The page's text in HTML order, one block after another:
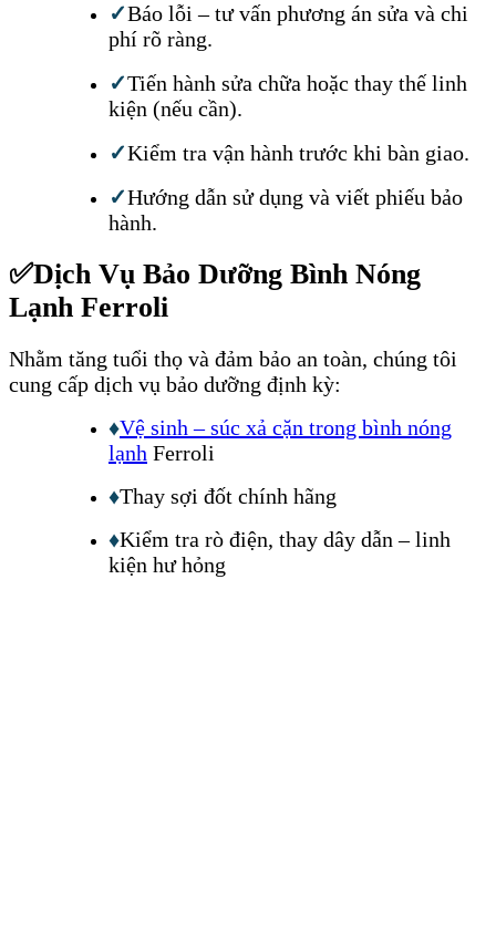
✓Báo lỗi – tư vấn phương án sửa và chi
phí rõ ràng.
✓Tiến hành sửa chữa hoặc thay thế linh
kiện (nếu cần).
✓Kiểm tra vận hành trước khi bàn giao.
✓Hướng dẫn sử dụng và viết phiếu bảo
hành.
✅Dịch Vụ Bảo Dưỡng Bình Nóng
Lạnh Ferroli
Nhằm tăng tuổi thọ và đảm bảo an toàn, chúng tôi
cung cấp dịch vụ bảo dưỡng định kỳ:
♦Vệ sinh – súc xả cặn trong bình nóng
lạnh Ferroli
♦Thay sợi đốt chính hãng
♦Kiểm tra rò điện, thay dây dẫn – linh
kiện hư hỏng